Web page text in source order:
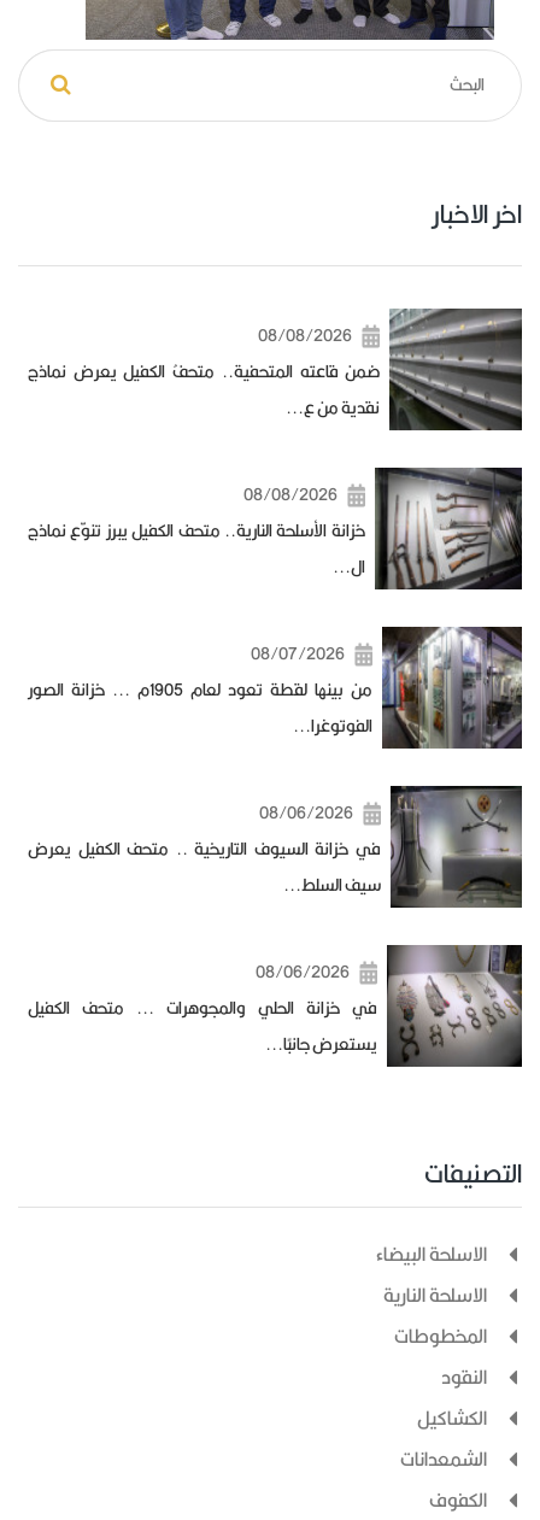
اخر الاخبار
08/08/2026
ضمن قاعته المتحفية.. متحفُ الكفيل يعرض نماذج
نقدية من ع...
08/08/2026
خزانة الأسلحة النارية.. متحف الكفيل يبرز تنوّع نماذج
ال...
08/07/2026
من بينها لقطة تعود لعام 1905م ... خزانة الصور
الفوتوغرا...
08/06/2026
في خزانة السيوف التاريخية .. متحف الكفيل يعرض
سيف السلط...
08/06/2026
في خزانة الحلي والمجوهرات ... متحف الكفيل
يستعرض جانبًا...
التصنيفات
الاسلحة البيضاء
الاسلحة النارية
المخطوطات
النقود
الكشاكيل
الشمعدانات
الكفوف